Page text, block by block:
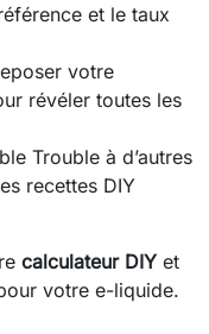
et le taux
votre
révéler toutes les
Trouble à d’autres
recettes DIY
calculateur DIY et
votre e-liquide.